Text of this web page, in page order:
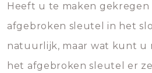
Heeft u te maken gekregen
afgebroken sleutel in het
natuurlijk, maar wat kunt u
het afgebroken sleutel er